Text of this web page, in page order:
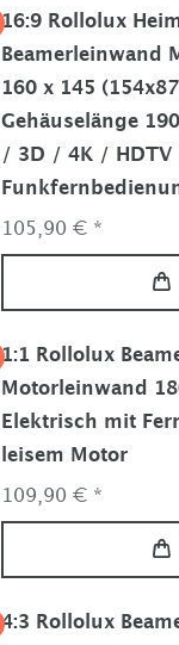
16:9 Rollolux
Beamerleinwand
160 x 145
Gehäuselänge
/ 3D / 4K /
105,90 € *
1:1 Rollolux
Motorleinwand
Elektrisch mit
leisem Motor
109,90 € *
4:3 Rollolux